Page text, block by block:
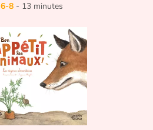
8 - 13 minutes